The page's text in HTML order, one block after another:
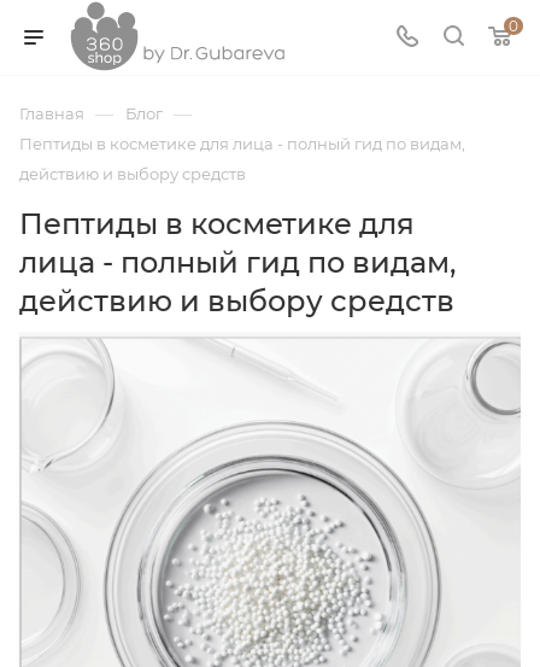
0
Главная — Блог —
Пептиды в косметике для лица - полный гид по видам,
действию и выбору средств
Пептиды в косметике для
лица - полный гид по видам,
действию и выбору средств